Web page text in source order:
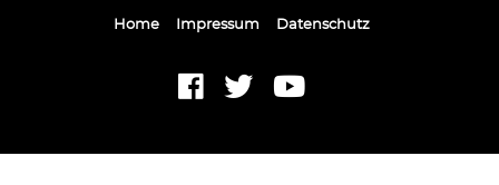
Home Impressum Datenschutz